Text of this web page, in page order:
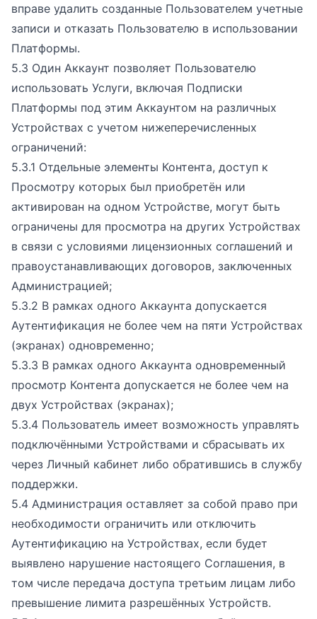
вправе удалить созданные Пользователем учетные
записи и отказать Пользователю в использовании
Платформы.
5.3 Один Аккаунт позволяет Пользователю
использовать Услуги, включая Подписки
Платформы под этим Аккаунтом на различных
Устройствах с учетом нижеперечисленных
ограничений:
5.3.1 Отдельные элементы Контента, доступ к
Просмотру которых был приобретён или
активирован на одном Устройстве, могут быть
ограничены для просмотра на других Устройствах
в связи с условиями лицензионных соглашений и
правоустанавливающих договоров, заключенных
Администрацией;
5.3.2 В рамках одного Аккаунта допускается
Аутентификация не более чем на пяти Устройствах
(экранах) одновременно;
5.3.3 В рамках одного Аккаунта одновременный
просмотр Контента допускается не более чем на
двух Устройствах (экранах);
5.3.4 Пользователь имеет возможность управлять
подключёнными Устройствами и сбрасывать их
через Личный кабинет либо обратившись в службу
поддержки.
5.4 Администрация оставляет за собой право при
необходимости ограничить или отключить
Аутентификацию на Устройствах, если будет
выявлено нарушение настоящего Соглашения, в
том числе передача доступа третьим лицам либо
превышение лимита разрешённых Устройств.